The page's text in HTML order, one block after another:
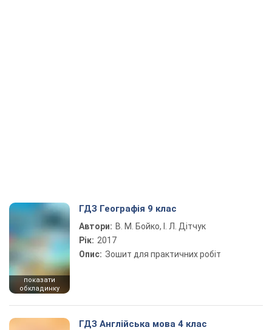
показати
обкладинку
ГДЗ Географія 9 клас
Автори: В. М. Бойко, І. Л. Дітчук
Рік: 2017
Опис: Зошит для практичних робіт
ГДЗ Англійська мова 4 клас